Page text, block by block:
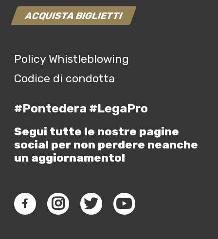
ACQUISTA BIGLIETTI
Policy Whistleblowing
Codice di condotta
#Pontedera #LegaPro
Segui tutte le nostre pagine
social per non perdere neanche
un aggiornamento!